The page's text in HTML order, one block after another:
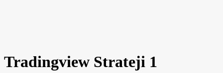
Tradingview Strateji 1